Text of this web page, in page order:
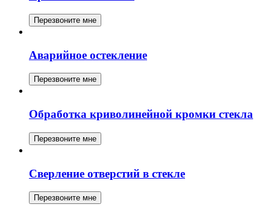
Перезвоните мне
Аварийное остекление
Перезвоните мне
Обработка криволинейной кромки стекла
Перезвоните мне
Сверление отверстий в стекле
Перезвоните мне